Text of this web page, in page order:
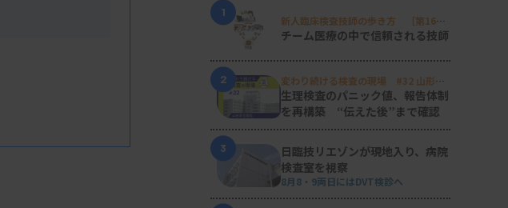
1
新人臨床検査技師の歩き方 ［第16
回］
チーム医療の中で信頼される技師
2
変わり続ける検査の現場 #32 山形済
生病院
生理検査のパニック値、報告体制
を再構築 “伝えた後”まで確認
3
日臨技リエゾンが現地入り、病院
検査室を視察
8月8・9両日にはDVT検診へ